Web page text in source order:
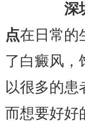
深
点在日常的
了白癜风，
以很多的患
而想要好好